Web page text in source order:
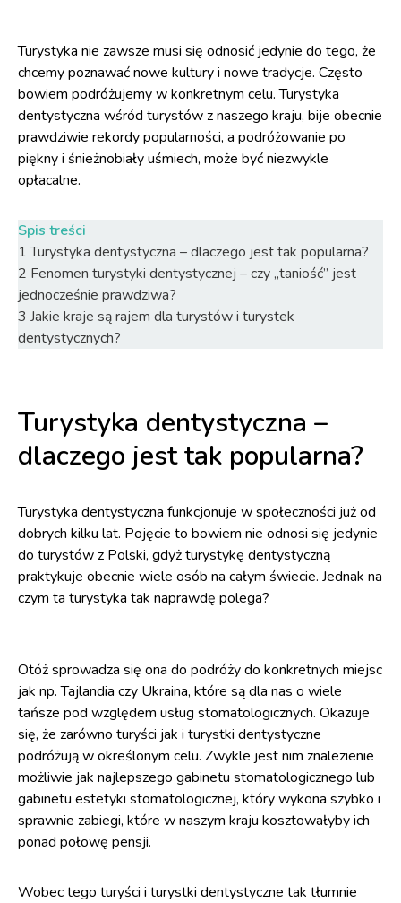
Turystyka nie zawsze musi się odnosić jedynie do tego, że
chcemy poznawać nowe kultury i nowe tradycje. Często
bowiem podróżujemy w konkretnym celu. Turystyka
dentystyczna wśród turystów z naszego kraju, bije obecnie
prawdziwie rekordy popularności, a podróżowanie po
piękny i śnieżnobiały uśmiech, może być niezwykle
opłacalne.
Spis treści
1 Turystyka dentystyczna – dlaczego jest tak popularna?
2 Fenomen turystyki dentystycznej – czy „taniość” jest
jednocześnie prawdziwa?
3 Jakie kraje są rajem dla turystów i turystek
dentystycznych?
Turystyka dentystyczna –
dlaczego jest tak popularna?
Turystyka dentystyczna funkcjonuje w społeczności już od
dobrych kilku lat. Pojęcie to bowiem nie odnosi się jedynie
do turystów z Polski, gdyż turystykę dentystyczną
praktykuje obecnie wiele osób na całym świecie. Jednak na
czym ta turystyka tak naprawdę polega?
Otóż sprowadza się ona do podróży do konkretnych miejsc
jak np. Tajlandia czy Ukraina, które są dla nas o wiele
tańsze pod względem usług stomatologicznych. Okazuje
się, że zarówno turyści jak i turystki dentystyczne
podróżują w określonym celu. Zwykle jest nim znalezienie
możliwie jak najlepszego gabinetu stomatologicznego lub
gabinetu estetyki stomatologicznej, który wykona szybko i
sprawnie zabiegi, które w naszym kraju kosztowałyby ich
ponad połowę pensji.
Wobec tego turyści i turystki dentystyczne tak tłumnie